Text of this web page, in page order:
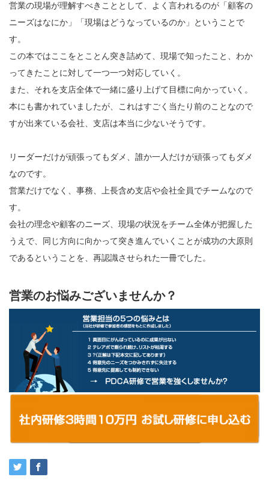
営業の現場が理解すべきこととして、よく言われるのが「顧客の
ニーズはなにか」「現場はどうなっているのか」ということで
す。
この本ではここをとことん突き詰めて、現場で知ったこと、わか
ってきたことに対して一つ一つ対応していく。
また、それを支店全体で一緒に盛り上げて目標に向かっていく。
本にも書かれていましたが、これはすごく当たり前のことなので
すが出来ている会社、支店は本当に少ないそうです。
リーダーだけが頑張ってもダメ、誰か一人だけが頑張ってもダメ
なのです。
営業だけでなく、事務、上長含め支店や会社全員でチームなので
す。
会社の理念や顧客のニーズ、現場の状況をチーム全体が把握した
うえで、同じ方向に向かって突き進んでいくことが成功の大原則
であるということを、再認識させられた一冊でした。
営業のお悩みございませんか？